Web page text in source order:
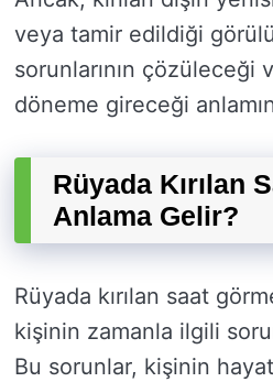
veya tamir edildiği
sorunlarının çözüleceği
döneme gireceği
Rüyada Kırılan
Anlama Gelir?
Rüyada kırılan saat
kişinin zamanla ilgili
Bu sorunlar, kişinin